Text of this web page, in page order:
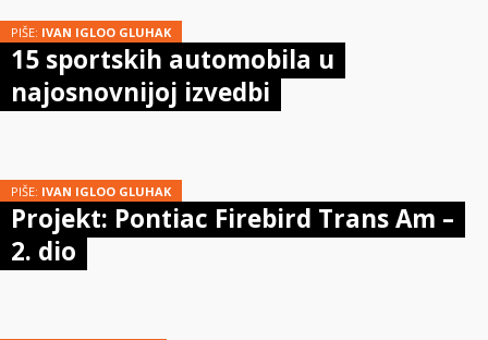
PIŠE: IVAN IGLOO GLUHAK
15 sportskih automobila u
najosnovnijoj izvedbi
PIŠE: IVAN IGLOO GLUHAK
Projekt: Pontiac Firebird Trans Am –
2. dio